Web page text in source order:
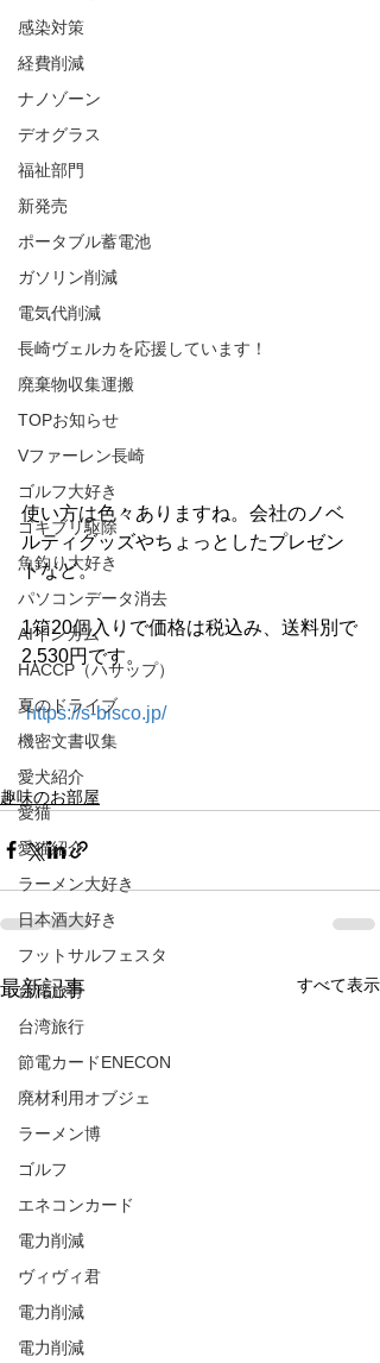
感染対策
経費削減
ナノゾーン
デオグラス
福祉部門
新発売
ポータブル蓄電池
ガソリン削減
電気代削減
長崎ヴェルカを応援しています！
廃棄物収集運搬
TOPお知らせ
Vファーレン長崎
ゴルフ大好き
ゴキブリ駆除
魚釣り大好き
パソコンデータ消去
AIインカム
HACCP（ハサップ）
夏のドライブ
機密文書収集
愛犬紹介
愛猫
愛猫紹介
ラーメン大好き
日本酒大好き
フットサルフェスタ
台湾旅行
台湾旅行
節電カードENECON
廃材利用オブジェ
ラーメン博
ゴルフ
エネコンカード
電力削減
ヴィヴィ君
電力削減
電力削減
使い方は色々ありますね。会社のノベ
ルティグッズやちょっとしたプレゼン
トなど。
1箱20個入りで価格は税込み、送料別で
2,530円です。
https://s-bisco.jp/
趣味のお部屋
最新記事 すべて表示